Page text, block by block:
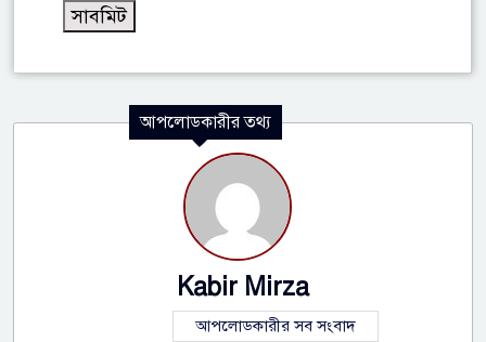
আপলোডকারীর তথ্য
Kabir Mirza
আপলোডকারীর সব সংবাদ